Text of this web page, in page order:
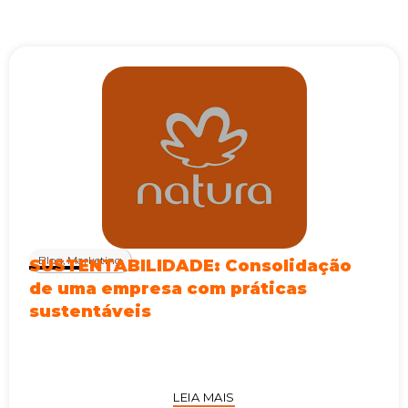
Blog,Marketing
SUSTENTABILIDADE: Consolidação
de uma empresa com práticas
sustentáveis
LEIA MAIS